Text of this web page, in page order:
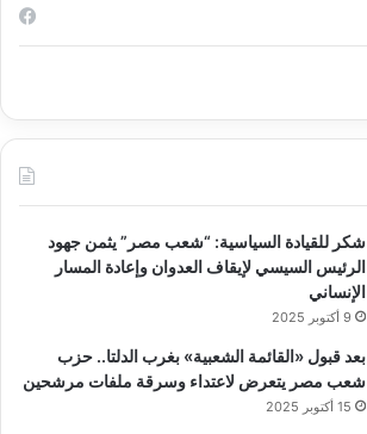
​شكر للقيادة السياسية: “شعب مصر” يثمن جهود
الرئيس السيسي لإيقاف العدوان وإعادة المسار
الإنساني
9 أكتوبر 2025
بعد قبول «القائمة الشعبية» بغرب الدلتا.. حزب
شعب مصر يتعرض لاعتداء وسرقة ملفات مرشحين
15 أكتوبر 2025